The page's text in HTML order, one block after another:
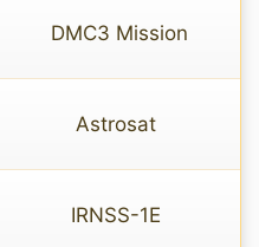
DMC3 Mission
Astrosat
IRNSS-1E